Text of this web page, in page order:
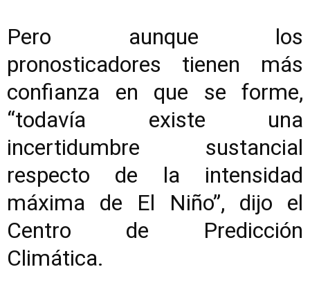
Pero aunque los
pronosticadores tienen más
confianza en que se forme,
“todavía existe una
incertidumbre sustancial
respecto de la intensidad
máxima de El Niño”, dijo el
Centro de Predicción
Climática.